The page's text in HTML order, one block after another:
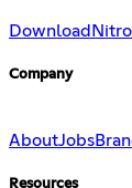
Download Nitro
Company
AboutJobs
Resources